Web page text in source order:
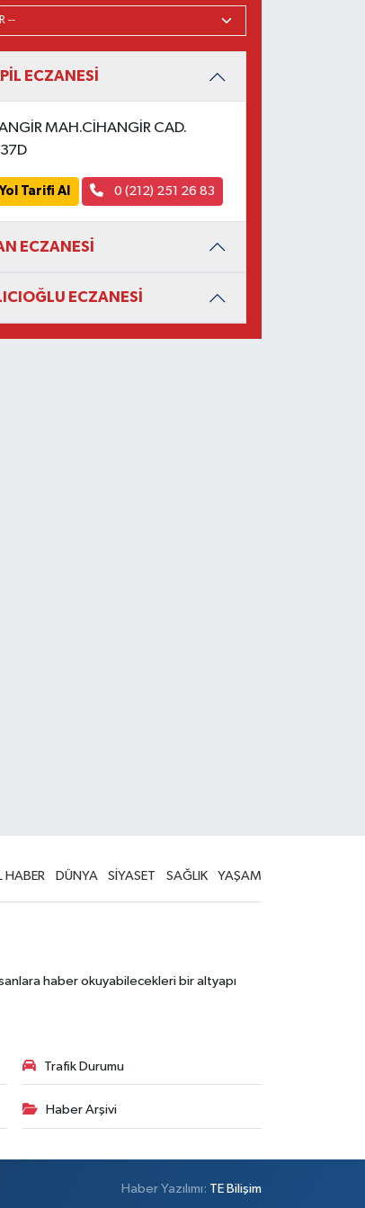
ECZANESİ
MAH.CİHANGİR CAD.
Yol Tarifi Al 0 (212) 251 26 83
ECZANESİ
ECZANESİ
HABER DÜNYA SİYASET SAĞLIK YAŞAM
haber okuyabilecekleri bir altyapı
Trafik Durumu
Haber Arşivi
Haber Yazılımı: TE Bilişim